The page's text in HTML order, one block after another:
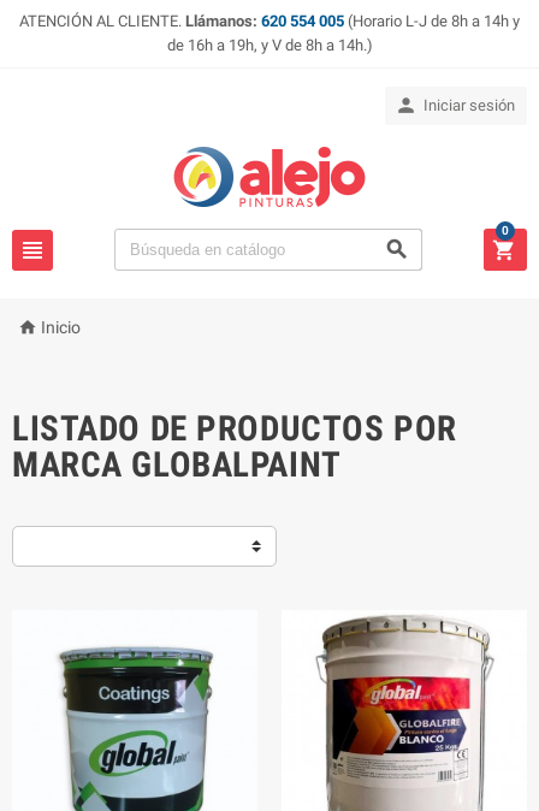
ATENCIÓN AL CLIENTE. Llámanos: 620 554 005 (Horario L-J de 8h a 14h y
de 16h a 19h, y V de 8h a 14h.)
 Iniciar sesión
  
0
 Inicio
LISTADO DE PRODUCTOS POR
MARCA GLOBALPAINT